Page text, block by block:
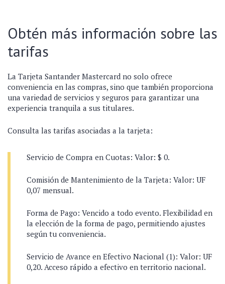
Obtén más información sobre las
tarifas
La Tarjeta Santander Mastercard no solo ofrece
conveniencia en las compras, sino que también proporciona
una variedad de servicios y seguros para garantizar una
experiencia tranquila a sus titulares.
Consulta las tarifas asociadas a la tarjeta:
Servicio de Compra en Cuotas: Valor: $ 0.
Comisión de Mantenimiento de la Tarjeta: Valor: UF
0,07 mensual.
Forma de Pago: Vencido a todo evento. Flexibilidad en
la elección de la forma de pago, permitiendo ajustes
según tu conveniencia.
Servicio de Avance en Efectivo Nacional (1): Valor: UF
0,20. Acceso rápido a efectivo en territorio nacional.